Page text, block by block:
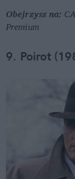
Obejrzysz na:
Premium
9. Poirot